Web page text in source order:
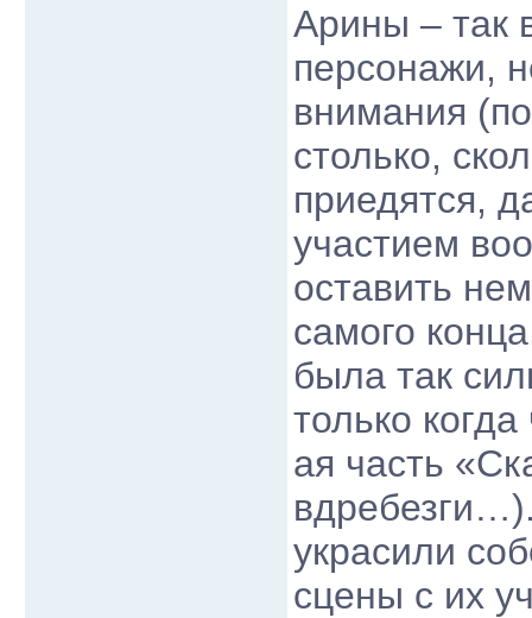
Арины – так
персонажи,
внимания
столько,
приедятся,
участием
оставить
самого
была так
только
ая часть
украсили
сцены с их